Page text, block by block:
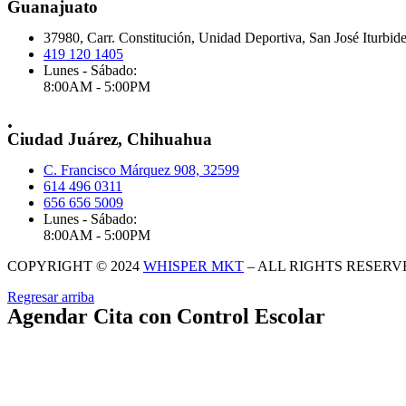
Guanajuato
37980, Carr. Constitución, Unidad Deportiva, San José Iturbide
419 120 1405
Lunes - Sábado:
8:00AM - 5:00PM
.
Ciudad Juárez, Chihuahua
C. Francisco Márquez 908, 32599
614 496 0311
656 656 5009
Lunes - Sábado:
8:00AM - 5:00PM
COPYRIGHT © 2024 WHISPER MKT – ALL RIGHTS
Regresar arriba
Agendar Cita con Control Escolar